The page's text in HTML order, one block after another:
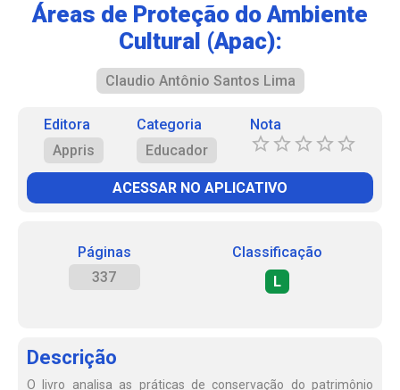
Áreas de Proteção do Ambiente
Cultural (Apac):
Claudio Antônio Santos Lima
Editora
Appris
Categoria
Educador
Nota
ACESSAR NO APLICATIVO
Páginas
337
Classificação
L
Descrição
O livro analisa as práticas de conservação do patrimônio